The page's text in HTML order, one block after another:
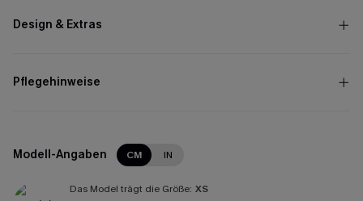
Design & Extras
Pflegehinweise
Modell-Angaben CM IN
Das Model trägt die Größe: XS